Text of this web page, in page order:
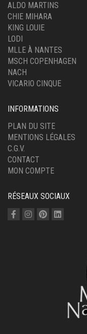
ALDO MARTINS
CHIE MIHARA
KING LOUIE
LODI
MLLE À NANTES
MSCH COPENHAGEN
NACH
VICARIO CINQUE
INFORMATIONS
PLAN DU SITE
MENTIONS LÉGALES
C.G.V.
CONTACT
MON COMPTE
RÉSEAUX SOCIAUX